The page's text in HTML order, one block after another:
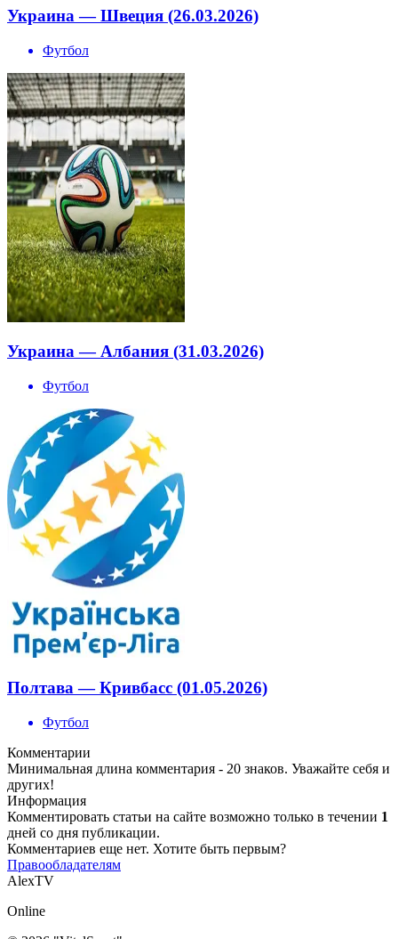
Украина — Швеция (26.03.2026)
Футбол
Украина — Албания (31.03.2026)
Футбол
Полтава — Кривбасс (01.05.2026)
Футбол
Комментарии
Минимальная длина комментария - 20 знаков. Уважайте себя и
других!
Информация
Комментировать статьи на сайте возможно только в течении 1
дней со дня публикации.
Комментариев еще нет. Хотите быть первым?
Правообладателям
AlexTV
Online